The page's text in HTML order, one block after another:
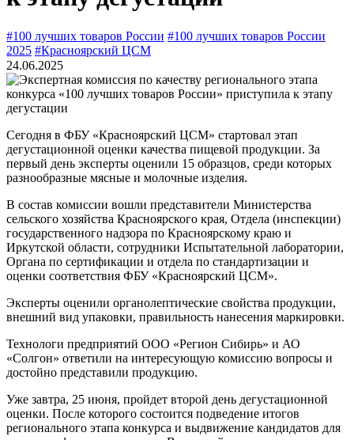
#100 лучших товаров России #100 лучших товаров России
2025 #Красноярский ЦСМ
24.06.2025
Сегодня в ФБУ «Красноярский ЦСМ» стартовал этап
дегустационной оценки качества пищевой продукции. За
первый день эксперты оценили 15 образцов, среди которых
разнообразные мясные и молочные изделия.
В состав комиссии вошли представители Министерства
сельского хозяйства Красноярского края, Отдела (инспекции)
государственного надзора по Красноярскому краю и
Иркутской области, сотрудники Испытательной лаборатории,
Органа по сертификации и отдела по стандартизации и
оценки соответствия ФБУ «Красноярский ЦСМ».
Эксперты оценили органолептические свойства продукции,
внешний вид упаковки, правильность нанесения маркировки.
Технологи предприятий ООО «Регион Сибирь» и АО
«Солгон» ответили на интересующую комиссию вопросы и
достойно представили продукцию.
Уже завтра, 25 июня, пройдет второй день дегустационной
оценки. После которого состоится подведение итогов
регионального этапа конкурса и выдвижение кандидатов для